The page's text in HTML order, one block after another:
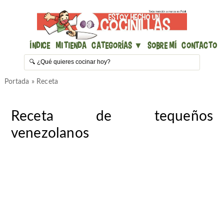
Índice Mi Tienda Categorías ▼ Sobre mí Contacto
Portada » Receta
Receta de tequeños
venezolanos